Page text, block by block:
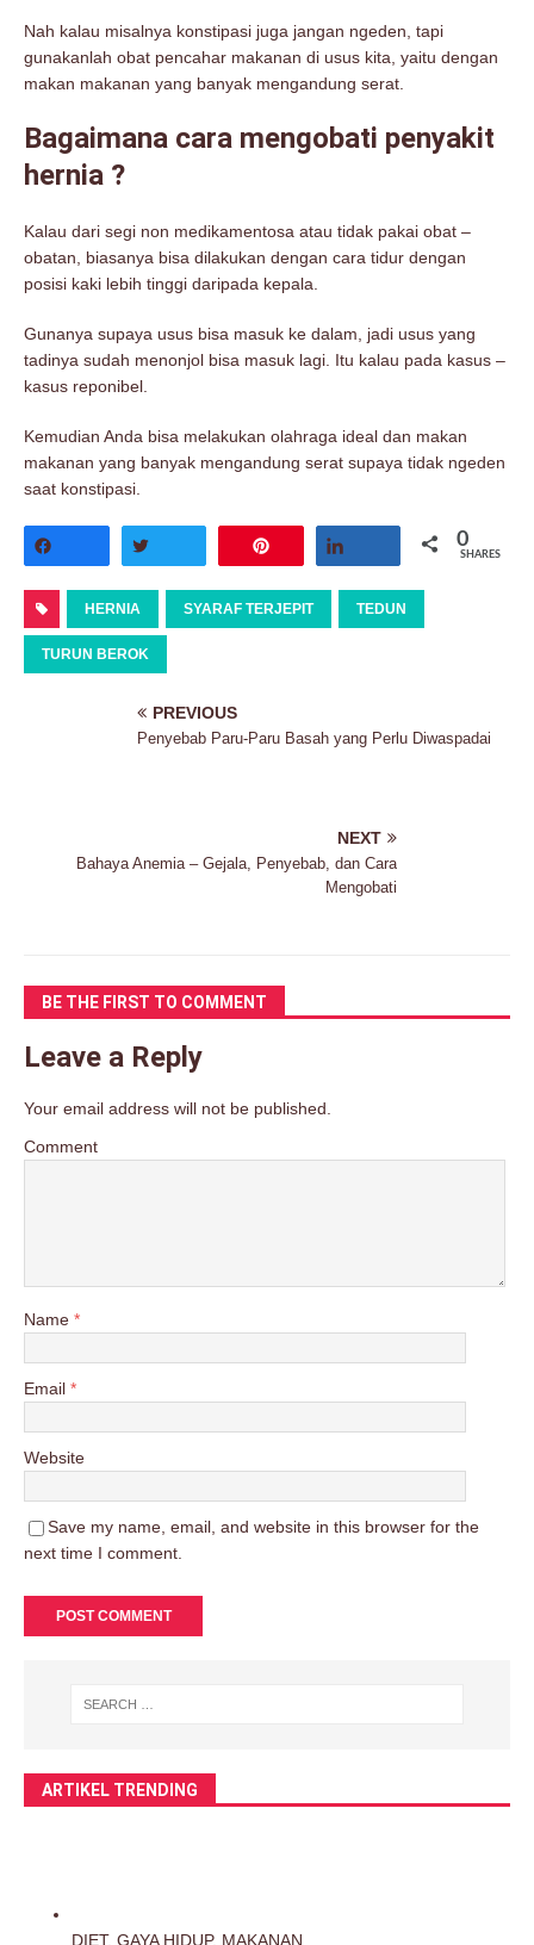
Nah kalau misalnya konstipasi juga jangan ngeden, tapi
gunakanlah obat pencahar makanan di usus kita, yaitu dengan
makan makanan yang banyak mengandung serat.
Bagaimana cara mengobati penyakit
hernia ?
Kalau dari segi non medikamentosa atau tidak pakai obat –
obatan, biasanya bisa dilakukan dengan cara tidur dengan
posisi kaki lebih tinggi daripada kepala.
Gunanya supaya usus bisa masuk ke dalam, jadi usus yang
tadinya sudah menonjol bisa masuk lagi. Itu kalau pada kasus –
kasus reponibel.
Kemudian Anda bisa melakukan olahraga ideal dan makan
makanan yang banyak mengandung serat supaya tidak ngeden
saat konstipasi.
0
SHARES
HERNIA SYARAF TERJEPIT TEDUN
TURUN BEROK
PREVIOUS
Penyebab Paru-Paru Basah yang Perlu Diwaspadai
NEXT
Bahaya Anemia – Gejala, Penyebab, dan Cara
Mengobati
BE THE FIRST TO COMMENT
Leave a Reply
Your email address will not be published.
Comment
Name *
Email *
Website
Save my name, email, and website in this browser for the
next time I comment.
ARTIKEL TRENDING